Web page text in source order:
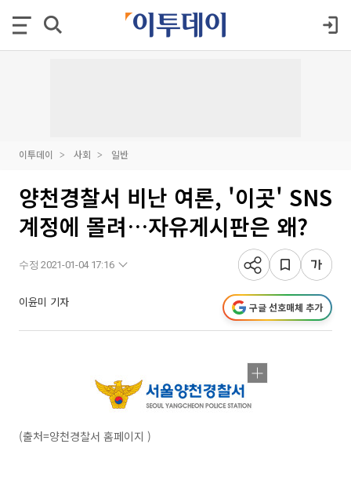
이투데이 사회 일반
양천경찰서 비난 여론, '이곳' SNS
계정에 몰려…자유게시판은 왜?
수정 2021-01-04 17:16
이윤미 기자 구글 선호매체 추가
(출처=양천경찰서 홈페이지 )